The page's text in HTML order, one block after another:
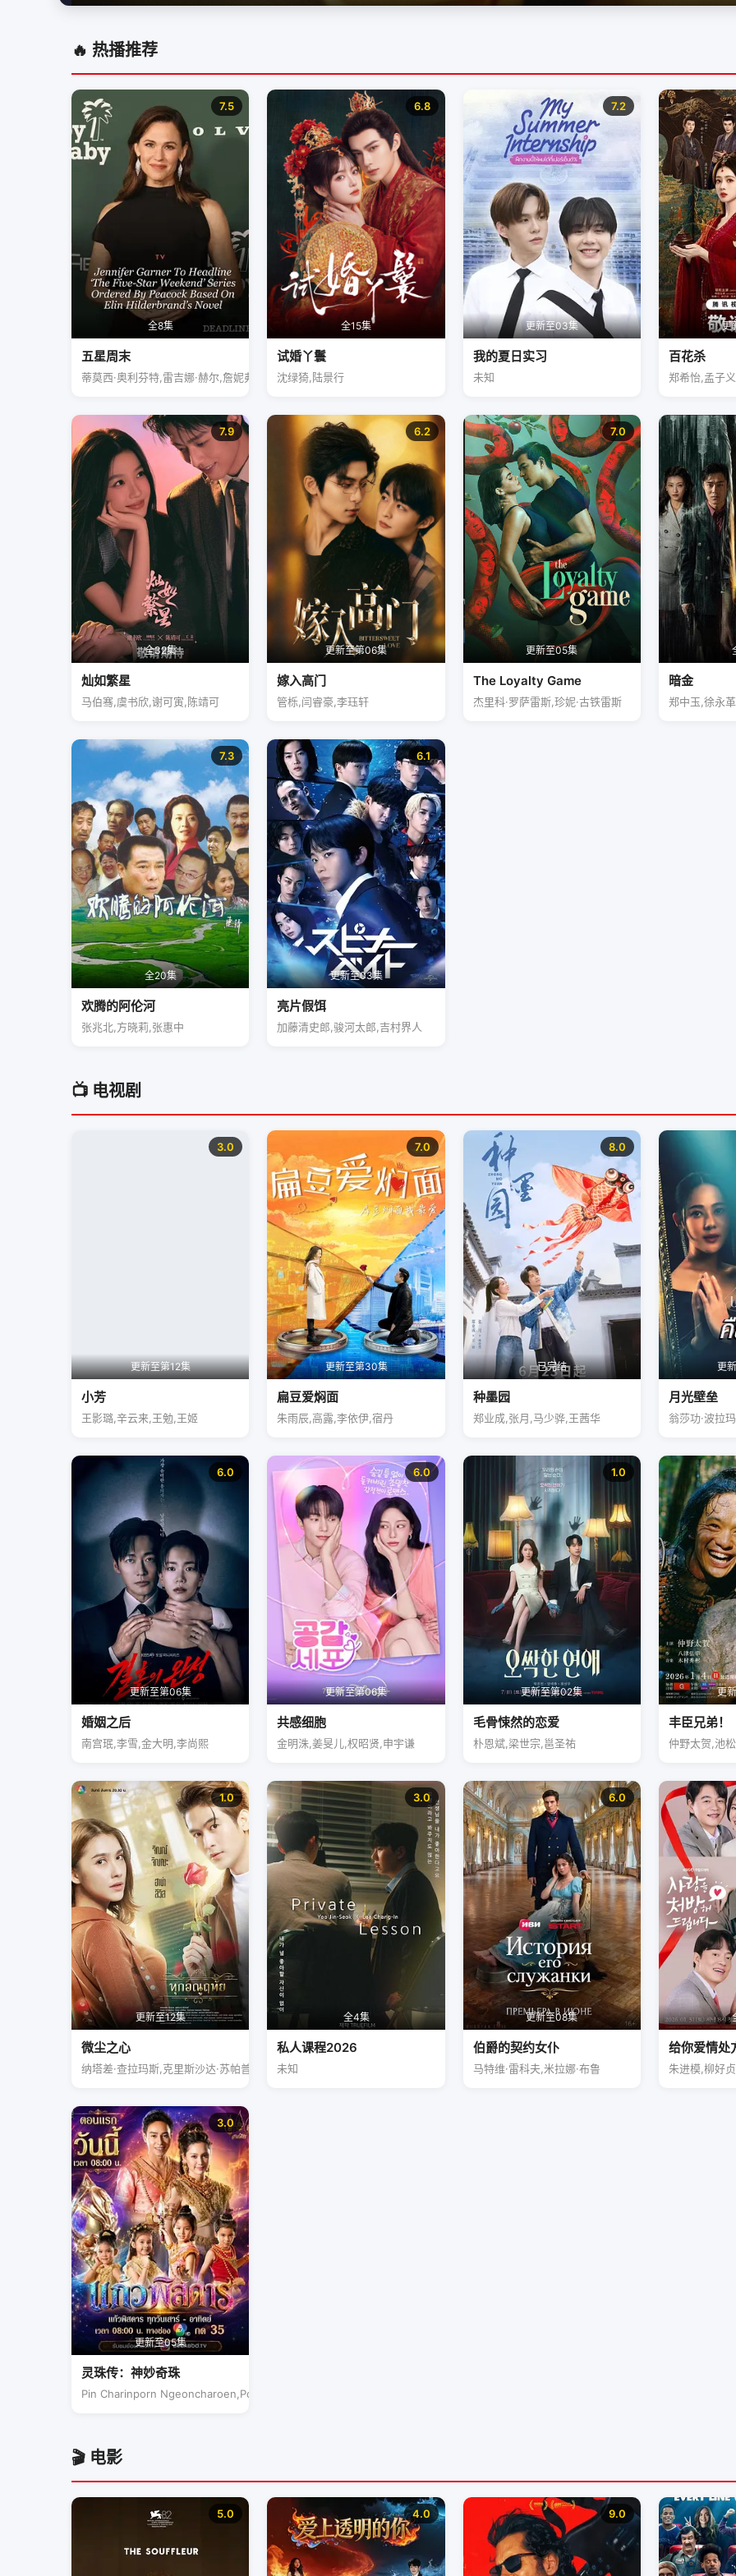
🔥 热播推荐
7.5
全8集
五星周末
蒂莫西·奥利芬特,雷吉娜·赫尔,詹妮弗·加纳
6.8
全15集
试婚丫鬟
沈绿猗,陆景行
7.2
更新至03集
我的夏日实习
未知
更
百花杀
郑希怡,孟子
7.9
全32集
灿如繁星
马伯骞,虞书欣,谢可寅,陈靖可
6.2
更新至第06集
嫁入高门
管栎,闫睿豪,李珏轩
7.0
更新至05集
The Loyalty Game
杰里科·罗萨雷斯,珍妮·古铁雷斯
暗金
郑中玉,徐永
7.3
全20集
欢腾的阿伦河
张兆北,方晓莉,张惠中
6.1
更新至03集
亮片假饵
加藤清史郎,骏河太郎,吉村界人
📺 电视剧
3.0
更新至第12集
小芳
王影璐,辛云来,王勉,王姬
7.0
更新至第30集
扁豆爱焖面
朱雨辰,高露,李依伊,宿丹
8.0
已完结
种墨园
郑业成,张月,马少骅,王茜华
更
月光壁垒
翁莎功·波拉
6.0
更新至第06集
婚姻之后
南宫珉,李雪,金大明,李尚熙
6.0
更新至第06集
共感细胞
金明洙,姜旻儿,权昭贤,申宇谦
1.0
更新至第02集
毛骨悚然的恋爱
朴恩斌,梁世宗,邕圣祐
更
丰臣兄弟！
仲野太贺,池
1.0
更新至12集
微尘之心
纳塔差·查拉玛斯,克里斯沙达·苏帕普洛姆
3.0
全4集
私人课程2026
未知
6.0
更新至08集
伯爵的契约女仆
马特维·雷科夫,米拉娜·布鲁
给你爱情处
朱进模,柳好
3.0
更新至05集
灵珠传：神妙奇珠
Pin Charinporn Ngeoncharoen,Pol Poonpat
🎬 电影
5.0 4.0 9.0